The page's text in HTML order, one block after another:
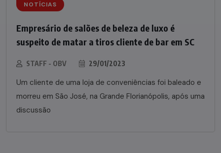
NOTÍCIAS
Empresário de salões de beleza de luxo é
suspeito de matar a tiros cliente de bar em SC
STAFF - OBV 29/01/2023
Um cliente de uma loja de conveniências foi baleado e
morreu em São José, na Grande Florianópolis, após uma
discussão